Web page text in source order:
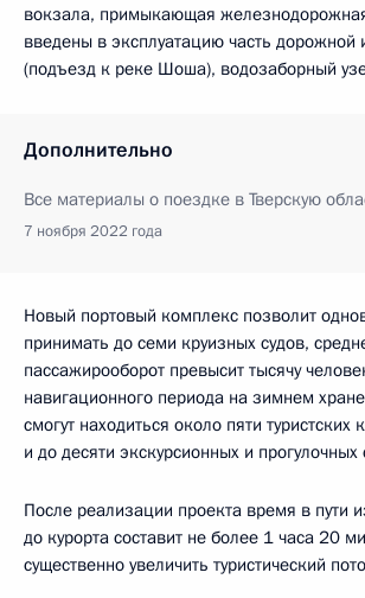
вокзала, примыкающая
введены в эксплуатацию часть дорожной
(подъезд к реке Шоша), водозаборный
Дополнительно
Все материалы о поездке в Тверскую
7 ноября 2022 года
Новый портовый комплекс позволит
принимать до семи круизных судов,
пассажирооборот превысит тысячу
навигационного периода на зимнем
смогут находиться около пяти туристских
и до десяти экскурсионных и прогулочных
После реализации проекта время в пути
до курорта составит не более 1 часа 20
существенно увеличить туристический